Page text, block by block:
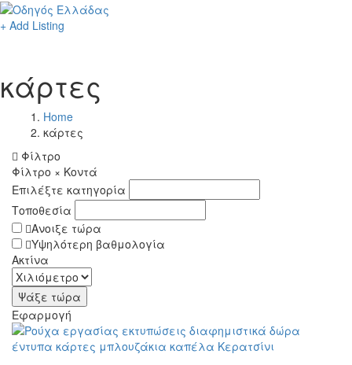
+ Add Listing
κάρτες
Home
κάρτες
Φίλτρο
Φίλτρο × Κοντά
Επιλέξτε κατηγορία
Τοποθεσία
Ανοιξε τώρα
Υψηλότερη βαθμολογία
Ακτίνα
Εφαρμογή